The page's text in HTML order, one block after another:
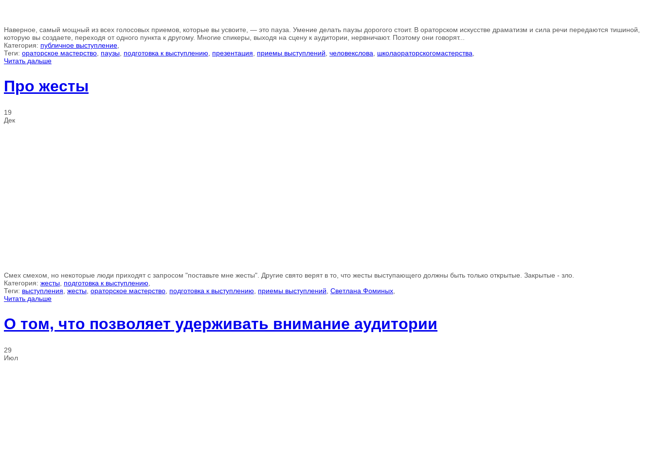
Наверное, самый мощный из всех голосовых приемов, которые вы усвоите, — это пауза. Умение делать паузы дорогого стоит. В ораторском искусстве драматизм и сила речи передаются тишиной,
которую вы создаете, переходя от одного пункта к другому. Многие спикеры, выходя на сцену к аудитории, нервничают. Поэтому они говорят...
Категория: публичное выступление
Теги: ораторское мастерство паузы подготовка к выступлению презентация приемы выступлений человекслова школаораторскогомастерства
Читать дальше
Про жесты
19
Дек
Смех смехом, но некоторые люди приходят с запросом "поставьте мне жесты". Другие свято верят в то, что жесты выступающего должны быть только открытые. Закрытые - зло.
Категория: жесты подготовка к выступлению
Теги: выступления жесты ораторское мастерство подготовка к выступлению приемы выступлений Светлана Фоминых
Читать дальше
О том, что позволяет удерживать внимание аудитории
29
Июл